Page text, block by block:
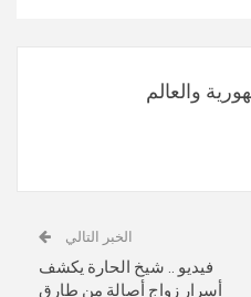
والعالم
الخبر التالي
فيديو .. شيخ الحارة يكشف
أسرار زواج أصالة من طارق